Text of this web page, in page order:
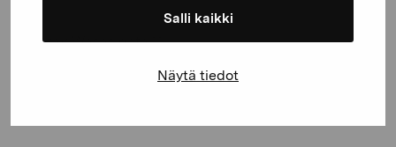
Salli kaikki
Näytä tiedot
Gustav Wasas gata 11
proartibus@proartibus.fi